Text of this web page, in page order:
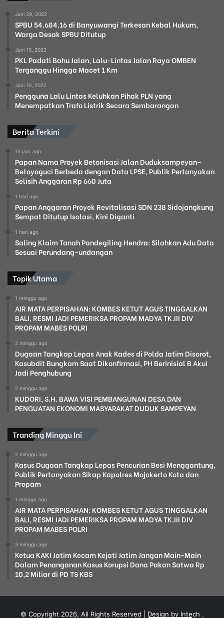
Juni 29, 2022
SPBU 54.684.16 di Banyuwangi Terkesan Kebal Hukum,
Warga Desak SPBU Ditutup
Juni 13, 2022
PKL Padati Bahu Jalan, Lalu-Lintas Jalan Raya OMBEN
Terganggu Hingga Macet 1 Km
Juni 10, 2022
Pengguna Lalu Lintas Keluhkan Pihak PLN yang
Menempatkan Trafo Listrik Secara Sembarangan
Berita Terkini
15 jam ago
Papan Nama Proyek Betonisasi Jalan Duduksampeyan–
Betoyoguci Berbeda dengan Data LPSE, Publik Pertanyakan
Selisih Anggaran Rp 660 Juta
1 hari ago
Papan Anggaran Proyek Revitalisasi SDN 238 Sidojangkung
Sempat Ditutup Isolasi, Kini Diganti
1 hari ago
Saling Klaim Tanah Pandegiling Hendra: Silahkan Adu Data
Sesuai Perundang-undangan
Topik Utama
1 minggu ago
AIR MATA PERPISAHAN: KOMBES KETUT AGUS TINGGALKAN
BALI, RESMI JADI PEMERIKSA PROPAM MADYA TK.III DIV
PROPAM MABES POLRI
2 minggu ago
Dugaan Tangkap Lepas Anak Kades di Polda Jatim Disorot,
Kasubdit Bungkam Saat Dikonfirmasi, PH Berinisial B Akui
Jadi Penghubung
2 minggu ago
KUDORI, S.H. BAWA VISI PEMBANGUNAN DESA DAN
PENGUATAN EKONOMI MASYARAKAT DUDUK SAMPEYAN
Tranding Minggu Ini
2 minggu ago
Kasus Dugaan Tangkap Lepas Pencurian Besi Menggantung,
Publik Pertanyakan Sikap Kapolres Mojokerto Kota dan
Propam
1 minggu ago
AIR MATA PERPISAHAN: KOMBES KETUT AGUS TINGGALKAN
BALI, RESMI JADI PEMERIKSA PROPAM MADYA TK.III DIV
PROPAM MABES POLRI
3 minggu ago
Ketua KAKI Jatim Kecam Kejati Jatim Jangan Main-Main
Dalam Penanganan Kasus Korupsi Dana Pakan Satwa Rp
10,2 Miliar di PD TS KBS
© Copyright 2026, All Rights Reserved | Design by Intech .